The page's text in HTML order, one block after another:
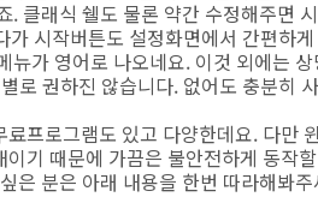
. 클래식 쉘도 물론 약간 수정해주면
시작버튼도 설정화면에서 간편하
가 영어로 나오네요. 이것 외에는
로 권하진 않습니다. 없어도 충분히
프로그램도 있고 다양한데요. 다만
기 때문에 가끔은 불안전하게 동작
은 분은 아래 내용을 한번 따라해봐